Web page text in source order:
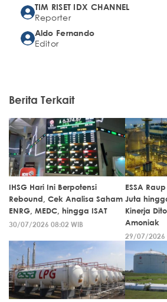
TIM RISET IDX CHANNEL
Reporter
Aldo Fernando
Editor
Berita Terkait
IHSG Hari Ini Berpotensi
Rebound, Cek Analisa Saham
ENRG, MEDC, hingga ISAT
30/07/2026 08:02 WIB
ESSA
Juta
Kinerja
Amoniak
29/07/2026